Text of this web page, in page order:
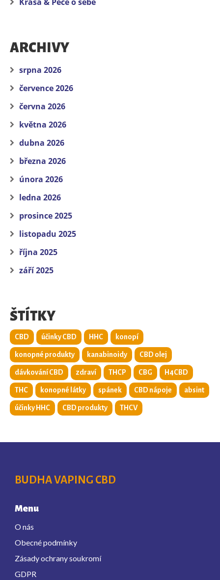
ARCHIVY
srpna 2026
července 2026
června 2026
května 2026
dubna 2026
března 2026
února 2026
ledna 2026
prosince 2025
listopadu 2025
října 2025
září 2025
ŠTÍTKY
CBD účinky CBD HHC konopí
konopné produkty kanabinoidy CBD olej
dávkování CBD zdraví THCP CBG H4CBD
THC konopné látky spánek CBD nápoje absint
účinky HHC CBD produkty THCV
BUDHA VAPING CBD
Menu
O nás
Obecné podmínky
Zásady ochrany soukromí
GDPR